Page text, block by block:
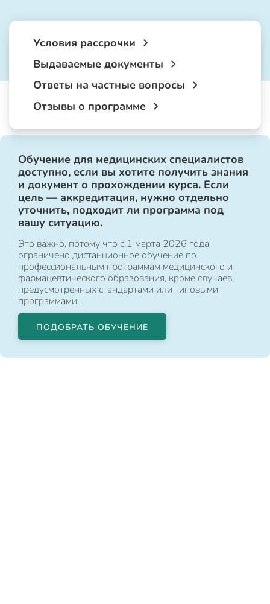
Условия рассрочки
Выдаваемые документы
Ответы на частные вопросы
Отзывы о программе
Обучение для медицинских специалистов
доступно, если вы хотите получить знания
и документ о прохождении курса. Если
цель — аккредитация, нужно отдельно
уточнить, подходит ли программа под
вашу ситуацию.
Это важно, потому что с 1 марта 2026 года
ограничено дистанционное обучение по
профессиональным программам медицинского и
фармацевтического образования, кроме случаев,
предусмотренных стандартами или типовыми
программами.
ПОДОБРАТЬ ОБУЧЕНИЕ